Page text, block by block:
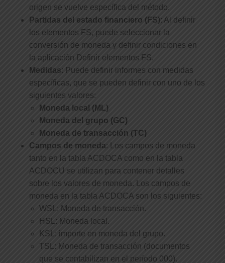
origen se vuelve específica del método.
Partidas del estado financiero (FS): Al definir
los elementos FS, puede seleccionar la
conversión de moneda y definir condiciones en
la aplicación Definir elementos FS.
Medidas: Puede definir informes con medidas
específicas, que se pueden definir con uno de los
siguientes valores:
Moneda local (ML)
Moneda del grupo (GC)
Moneda de transacción (TC)
Campos de moneda: Los campos de moneda
tanto en la tabla ACDOCA como en la tabla
ACDOCU se utilizan para contener detalles
sobre los valores de moneda. Los campos de
moneda en la tabla ACDOCA son los siguientes:
WSL: Moneda de transacción.
HSL: Moneda local.
KSL: importe en moneda del grupo.
TSL: Moneda de transacción (documentos
que se contabilizan en el período 000).